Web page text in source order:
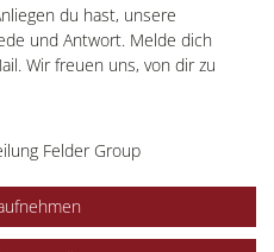
du hast, unsere
und Antwort. Melde dich
Wir freuen uns, von dir zu
Felder Group